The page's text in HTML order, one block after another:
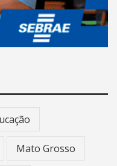
Mato Grosso